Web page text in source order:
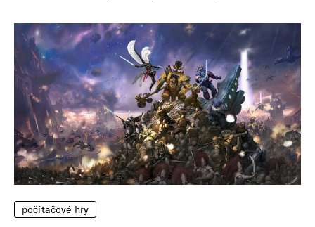
počítačové hry